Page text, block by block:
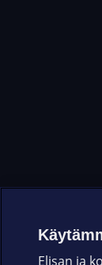
Elisan ja